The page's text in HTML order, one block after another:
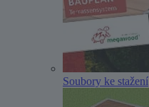
Soubory ke stažení